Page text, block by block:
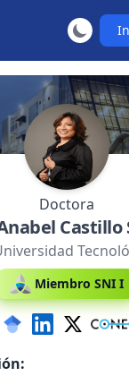
Doctora
Castillo
Miembro SNI I